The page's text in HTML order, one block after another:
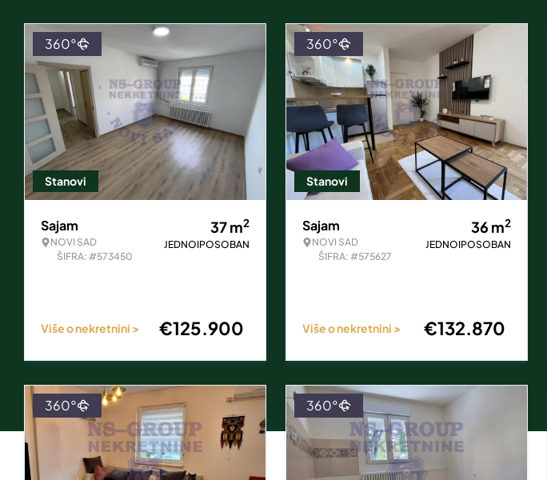
Stanovi
360°
Sajam
NOVI SAD
ŠIFRA: #573450
37m2
JEDNOIPOSOBAN
Više o nekretnini > €125.900
Stanovi
360°
Sajam
NOVI SAD
ŠIFRA: #575627
36 m2
JEDNOIPOSOBAN
Više o nekretnini > €132.870
360° 360°